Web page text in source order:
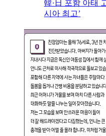
韓·日 포함 아태
시아 최고’